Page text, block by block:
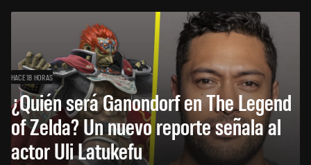
HACE 18 HORAS
¿Quién será Ganondorf en The Legend
of Zelda? Un nuevo reporte señala al
actor Uli Latukefu